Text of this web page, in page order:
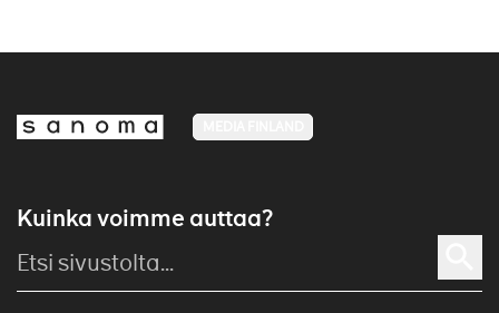
Kuinka voimme auttaa?